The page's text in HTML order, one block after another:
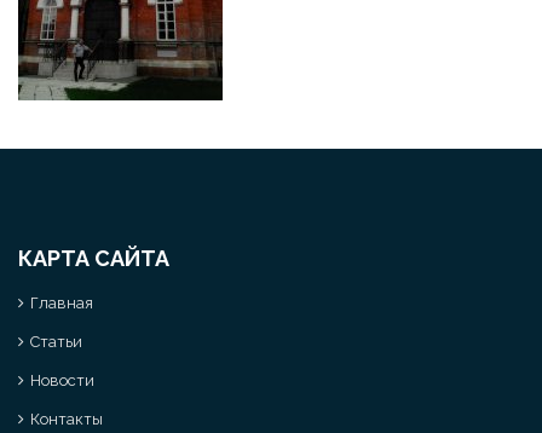
КАРТА САЙТА
Главная
Статьи
Новости
Контакты